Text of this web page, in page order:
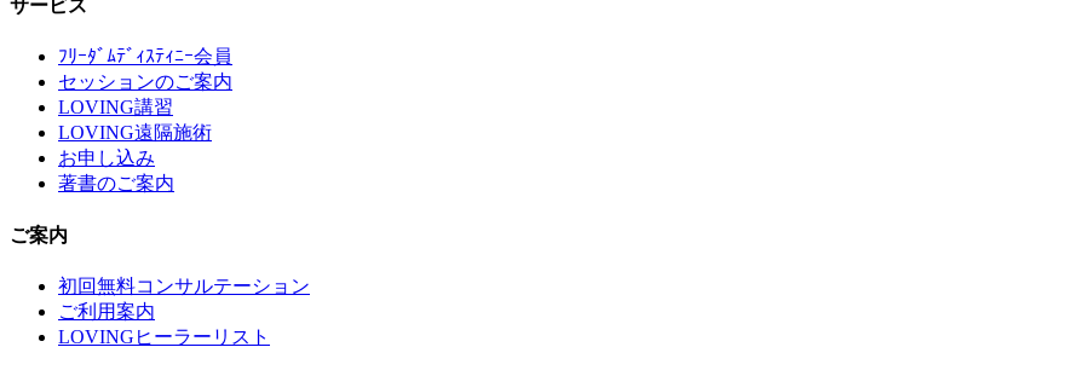
サービス
ﾌﾘｰﾀﾞﾑﾃﾞｨｽﾃｨﾆｰ会員
セッションのご案内
LOVING講習
LOVING遠隔施術
お申し込み
著書のご案内
ご案内
初回無料コンサルテーション
ご利用案内
LOVINGヒーラーリスト